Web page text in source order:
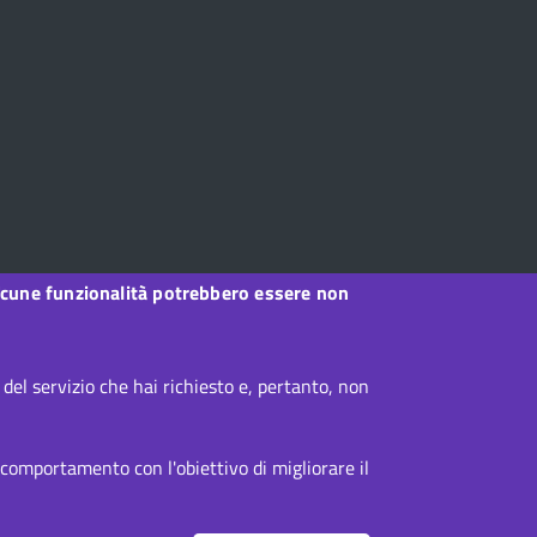
funzionalità potrebbero essere non
servizio che hai richiesto e, pertanto, non
con l'obiettivo di migliorare il